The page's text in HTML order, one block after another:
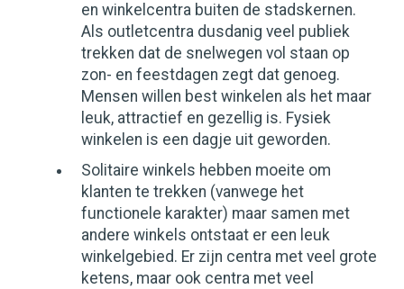
en winkelcentra buiten de stadskernen.
Als outletcentra dusdanig veel publiek
trekken dat de snelwegen vol staan op
zon- en feestdagen zegt dat genoeg.
Mensen willen best winkelen als het maar
leuk, attractief en gezellig is. Fysiek
winkelen is een dagje uit geworden.
Solitaire winkels hebben moeite om
klanten te trekken (vanwege het
functionele karakter) maar samen met
andere winkels ontstaat er een leuk
winkelgebied. Er zijn centra met veel grote
ketens, maar ook centra met veel